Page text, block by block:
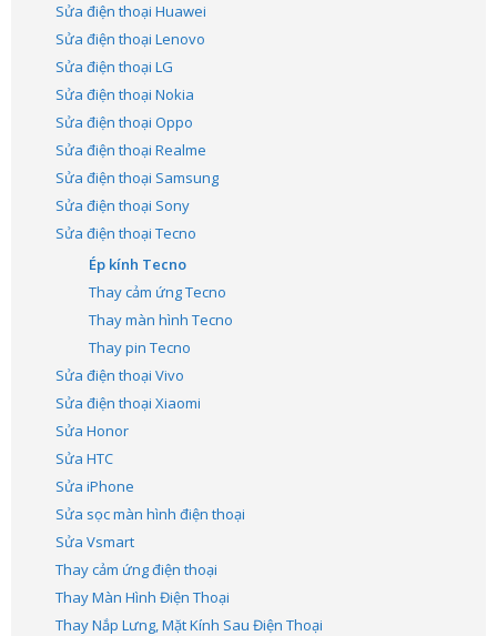
Sửa điện thoại Huawei
Sửa điện thoại Lenovo
Sửa điện thoại LG
Sửa điện thoại Nokia
Sửa điện thoại Oppo
Sửa điện thoại Realme
Sửa điện thoại Samsung
Sửa điện thoại Sony
Sửa điện thoại Tecno
Ép kính Tecno
Thay cảm ứng Tecno
Thay màn hình Tecno
Thay pin Tecno
Sửa điện thoại Vivo
Sửa điện thoại Xiaomi
Sửa Honor
Sửa HTC
Sửa iPhone
Sửa sọc màn hình điện thoại
Sửa Vsmart
Thay cảm ứng điện thoại
Thay Màn Hình Điện Thoại
Thay Nắp Lưng, Mặt Kính Sau Điện Thoại